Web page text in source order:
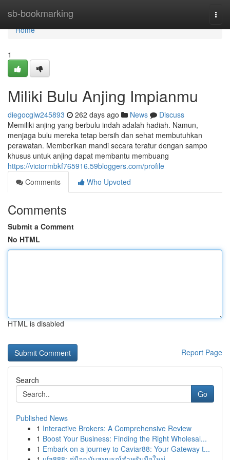
sb-bookmarking
Home
Home
1
Miliki Bulu Anjing Impianmu
diegocglw245893 262 days ago News
Discuss
Memiliki anjing yang berbulu indah adalah hadiah. Namun,
menjaga bulu mereka tetap bersih dan sehat membutuhkan
perawatan. Memberikan mandi secara teratur dengan sampo
khusus untuk anjing dapat membantu membuang
https://victormbkf765916.59bloggers.com/profile
Comments
Who Upvoted
Comments
Submit a Comment
No HTML
HTML is disabled
Report Page
Search
Go
Published News
1 Interactive Brokers: A Comprehensive Review
1 Boost Your Business: Finding the Right Wholesal...
1 Embark on a journey to Caviar88: Your Gateway t...